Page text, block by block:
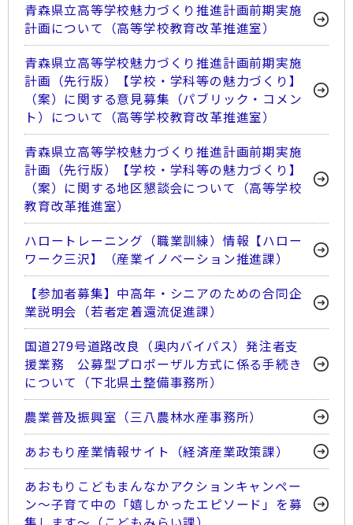
青森県立高等学校魅力づくり推進計画前期実施
計画について（高等学校教育改革推進室）
青森県立高等学校魅力づくり推進計画前期実施
計画（先行版）【学校・学科等の魅力づくり】
（案）に関する意見募集（パブリック・コメン
ト）について（高等学校教育改革推進室）
青森県立高等学校魅力づくり推進計画前期実施
計画（先行版）【学校・学科等の魅力づくり】
（案）に関する地区懇談会について（高等学校
教育改革推進室）
ハロートレーニング（職業訓練）情報【ハロー
ワーク三沢】（産業イノベーション推進課）
【参加者募集】中高年・シニアのための合同企
業説明会（若者定着還流促進課）
国道279号道路改良（奥内バイパス）発注者支
援業務 公募型プロポーザル方式に係る手続き
について（下北県土整備事務所）
農業普及振興室（三八農林水産事務所）
あおもり産業情報サイト（経済産業政策課）
あおもりこどもまんなかアクションキャンペー
ン～子育て中の「嬉しかったエピソード」を募